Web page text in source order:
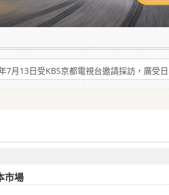
車輛經年使用後產生引擎積碳、缸壓下降
7月13日受KBS京都電視台邀請採訪，廣受
車輛經年使用後產生引擎積碳、缸壓下降
市場